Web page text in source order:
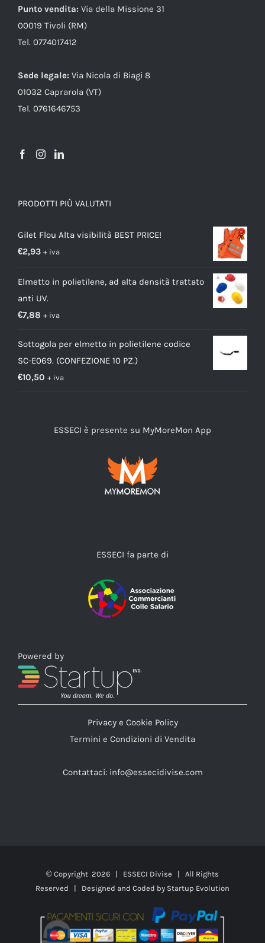
Punto vendita: Via della Missione 31
00019 Tivoli (RM)
Tel. 0774017412
Sede legale: Via Nicola di Biagi 8
01032 Caprarola (VT)
Tel. 0761646753
PRODOTTI PIÙ VALUTATI
Gilet Flou Alta visibilità BEST PRICE!
€2,93 + iva
Elmetto in polietilene, ad alta densità trattato
anti UV.
€7,88 + iva
Sottogola per elmetto in polietilene codice
SC-E069. (CONFEZIONE 10 PZ.)
€10,50 + iva
ESSECI è presente su MyMoreMon App
ESSECI fa parte di
Powered by
Privacy e Cookie Policy
Termini e Condizioni di Vendita
Contattaci: info@essecidivise.com
© Copyright 2026 | ESSECI Divise | All Rights
Reserved | Designed and Coded by Startup Evolution